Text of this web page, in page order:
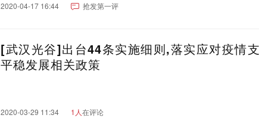
2020-04-17 16:44 抢发第一评
[武汉光谷]出台44条实施细则,落实应对疫情
平稳发展相关政策
2020-03-29 11:34 1人在评论